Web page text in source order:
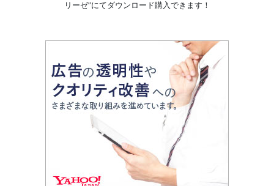
リーゼ”にてダウンロード購入できます！